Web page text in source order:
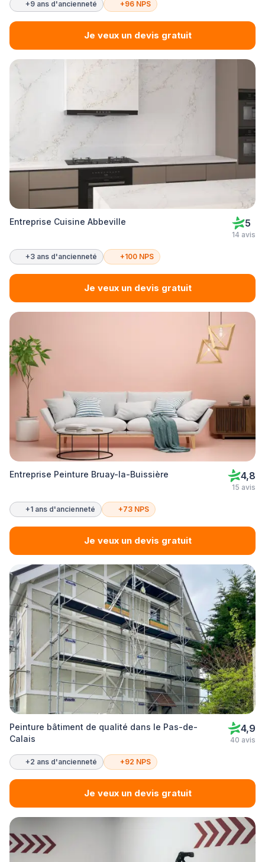
+9 ans d'ancienneté +96 NPS
Je veux un devis gratuit
Entreprise Cuisine Abbeville 5
14 avis
+3 ans d'ancienneté +100 NPS
Je veux un devis gratuit
Entreprise Peinture Bruay-la-Buissière 4,8
15 avis
+1 ans d'ancienneté +73 NPS
Je veux un devis gratuit
Peinture bâtiment de qualité dans le Pas-de-
Calais
4,9
40 avis
+2 ans d'ancienneté +92 NPS
Je veux un devis gratuit